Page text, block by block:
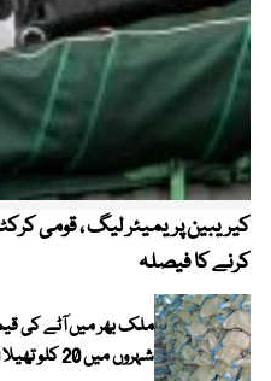
کرنے کا فیصلہ
ملک بھر میں آٹے کی
شہروں میں 20 کلو تھیلا 100 روپے تک مہنگا